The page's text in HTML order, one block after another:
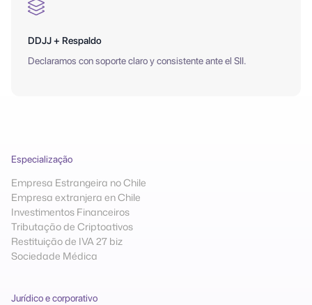
DDJJ + Respaldo
Declaramos con soporte claro y consistente ante el SII.
Especialização
Empresa Estrangeira no Chile
Empresa extranjera en Chile
Investimentos Financeiros
Tributação de Criptoativos
Restituição de IVA 27 biz
Sociedade Médica
Jurídico e corporativo